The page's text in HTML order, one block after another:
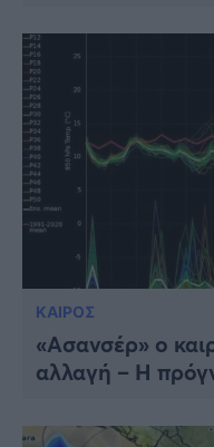
ΚΑΙΡΟΣ
«Ασανσέρ» ο
αλλαγή – Η